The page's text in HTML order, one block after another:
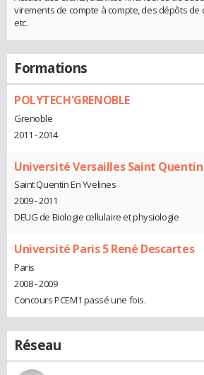
virements de compte à compte, des dépôts de
etc.
Formations
POLYTECH'GRENOBLE
Grenoble
2011 - 2014
Université Versailles Saint Quentin
Saint Quentin En Yvelines
2009 - 2011
DEUG de Biologie cellulaire et physiologie
Université Paris 5 René Descartes
Paris
2008 - 2009
Concours PCEM1 passé une fois.
Réseau